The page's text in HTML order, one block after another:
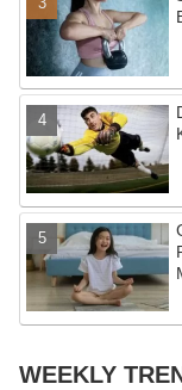
n
n
WEEKLY